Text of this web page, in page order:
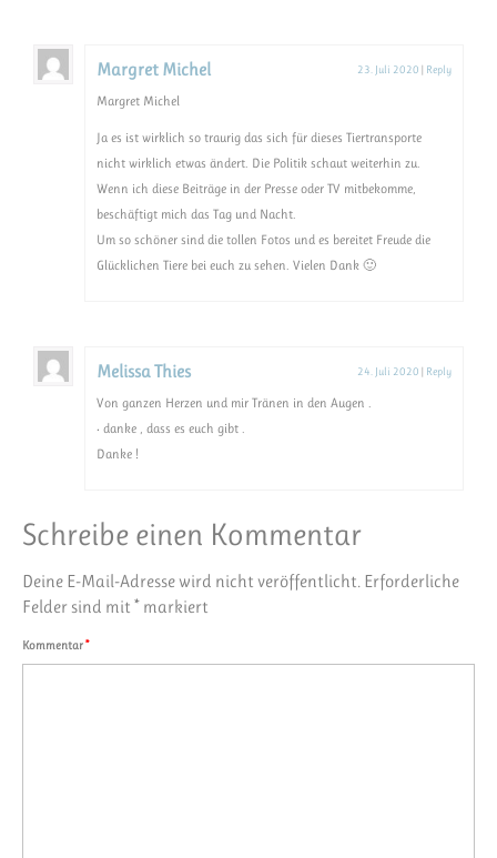
Margret Michel 23. Juli 2020 | Reply
Margret Michel
Ja es ist wirklich so traurig das sich für dieses Tiertransporte
nicht wirklich etwas ändert. Die Politik schaut weiterhin zu.
Wenn ich diese Beiträge in der Presse oder TV mitbekomme,
beschäftigt mich das Tag und Nacht.
Um so schöner sind die tollen Fotos und es bereitet Freude die
Glücklichen Tiere bei euch zu sehen. Vielen Dank 🙂
Melissa Thies 24. Juli 2020 | Reply
Von ganzen Herzen und mir Tränen in den Augen .
• danke , dass es euch gibt .
Danke !
Schreibe einen Kommentar
Deine E-Mail-Adresse wird nicht veröffentlicht. Erforderliche
Felder sind mit * markiert
Kommentar*